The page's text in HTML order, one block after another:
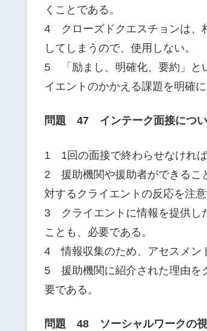
くことである。
4 クローズドクエスチョンは、
してしまうので、使用しない。
5 「励まし、明確化、要約」と
イエントのかかえる課題を明確
問題 47 インテーク面接につい
1 1回の面接で終わらせなければ
2 援助機関や援助者ができるこ
対するクライエントの反応を注意
3 クライエントに情報を提供し
ことも、必要である。
4 情報収集のため、アセスメン
5 援助機関に紹介された理由を
要である。
問題 48 ソーシャルワークの視